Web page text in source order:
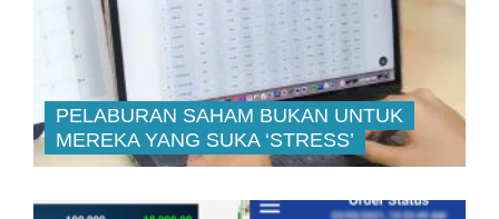
PELABURAN SAHAM BUKAN UNTUK
MEREKA YANG SUKA ‘STRESS’